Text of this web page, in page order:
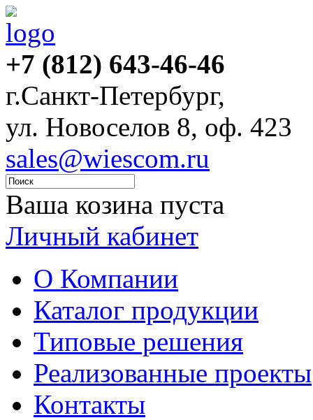
+7 (812) 643-46-46
г.Санкт-Петербург,
ул. Новоселов 8, оф. 423
sales@wiescom.ru
Ваша козина пуста
Личный кабинет
О Компании
Каталог продукции
Типовые решения
Реализованные проекты
Контакты